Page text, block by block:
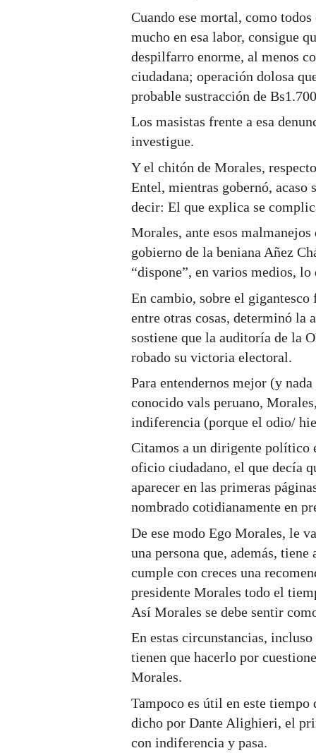
Cuando ese mortal, como
mucho en esa labor, consigue
despilfarro enorme, al menos
ciudadana; operación dolosa
probable sustracción de
Los masistas frente a esa
investigue.
Y el chitón de Morales,
Entel, mientras gobernó,
decir: El que explica se
Morales, ante esos
gobierno de la beniana Añez
“dispone”, en varios medios,
En cambio, sobre el gigantesco
entre otras cosas, determinó la
sostiene que la auditoría de la
robado su victoria electoral.
Para entendernos mejor (y
conocido vals peruano,
indiferencia (porque el odio/
Citamos a un dirigente político
oficio ciudadano, el que decía
aparecer en las primeras
nombrado cotidianamente en
De ese modo Ego Morales, le
una persona que, además,
cumple con creces una
presidente Morales todo el
Así Morales se debe sentir
En estas circunstancias,
tienen que hacerlo por
Morales.
Tampoco es útil en este
dicho por Dante Alighieri, el
con indiferencia y pasa.